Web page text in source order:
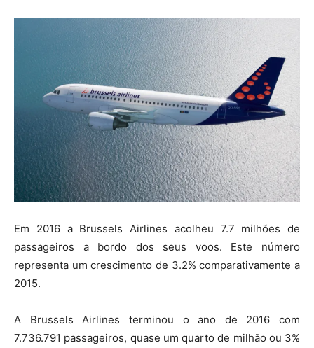
Em 2016 a Brussels Airlines acolheu 7.7 milhões de
passageiros a bordo dos seus voos. Este número
representa um crescimento de 3.2% comparativamente a
2015.
A Brussels Airlines terminou o ano de 2016 com
7.736.791 passageiros, quase um quarto de milhão ou 3%